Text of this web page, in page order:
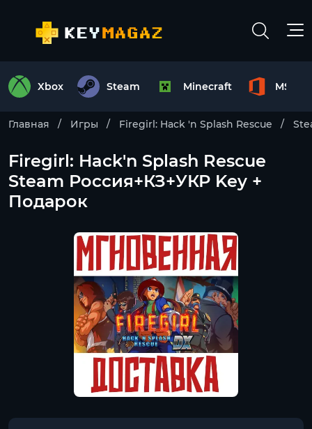
Xbox Steam Minecraft MS
Главная Игры Firegirl: Hack 'n Splash Rescue
Firegirl: Hack'n Splash Rescue
Steam Россия+КЗ+УКР Key +
Подарок